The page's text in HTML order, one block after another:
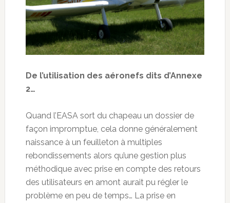
De l’utilisation des aéronefs dits d’Annexe
2…
Quand l’EASA sort du chapeau un dossier de
façon impromptue, cela donne généralement
naissance à un feuilleton à multiples
rebondissements alors qu’une gestion plus
méthodique avec prise en compte des retours
des utilisateurs en amont aurait pu régler le
problème en peu de temps… La prise en